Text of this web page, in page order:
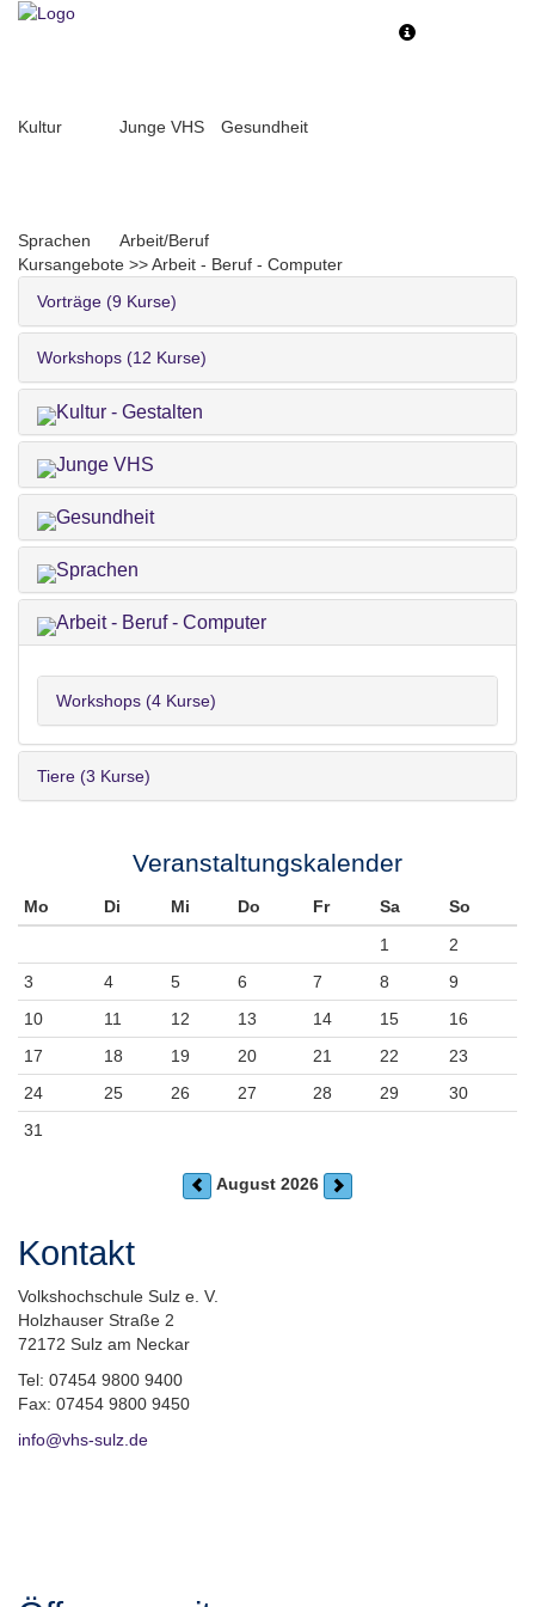
Toggle
Kultur Junge VHS Gesundheit
Sprachen
Arbeit/Beruf
Kursangebote >>Arbeit - Beruf - Computer
Vorträge (9 Kurse)
Workshops (12 Kurse)
Kultur - Gestalten
Junge VHS
Gesundheit
Sprachen
Arbeit - Beruf - Computer
Workshops (4 Kurse)
Tiere (3 Kurse)
Veranstaltungskalender
Mo Di Mi Do Fr Sa
So
1
2
3
4 5 6 7 8
9
10
11 12 13 14 15
16
17
18 19 20 21 22
23
24
25 26 27 28 29
30
31
August 2026
Kontakt
Volkshochschule Sulz e. V.
Holzhauser Straße 2
72172 Sulz am Neckar
Tel: 07454 9800 9400
Fax: 07454 9800 9450
info@vhs-sulz.de